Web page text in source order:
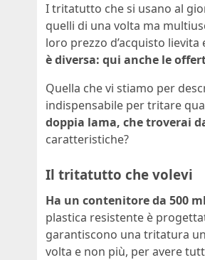
I tritatutto che si usano al
quelli di una volta ma
loro prezzo d’acquisto
è diversa: qui anche le
Quella che vi stiamo per
indispensabile per tritare
doppia lama, che troverai
caratteristiche?
Il tritatutto che volevi
Ha un contenitore da 500 ml
plastica resistente è
garantiscono una tritatura
volta e non più, per avere